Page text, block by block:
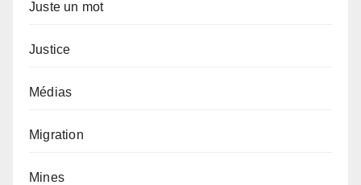
Juste un mot
Justice
Médias
Migration
Mines